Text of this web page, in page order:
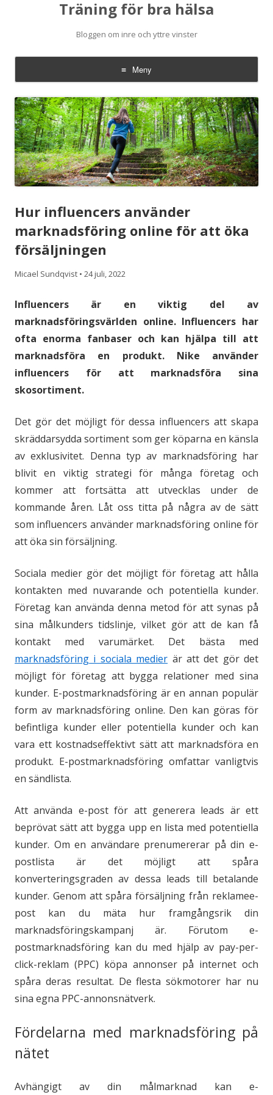
Träning för bra hälsa
Bloggen om inre och yttre vinster
Meny
Hoppa
till
innehåll
Hur influencers använder
marknadsföring online för att öka
försäljningen
Micael Sundqvist • 24 juli, 2022
Influencers är en viktig del av
marknadsföringsvärlden online. Influencers har
ofta enorma fanbaser och kan hjälpa till att
marknadsföra en produkt. Nike använder
influencers för att marknadsföra sina
skosortiment.
Det gör det möjligt för dessa influencers att skapa
skräddarsydda sortiment som ger köparna en känsla
av exklusivitet. Denna typ av marknadsföring har
blivit en viktig strategi för många företag och
kommer att fortsätta att utvecklas under de
kommande åren. Låt oss titta på några av de sätt
som influencers använder marknadsföring online för
att öka sin försäljning.
Sociala medier gör det möjligt för företag att hålla
kontakten med nuvarande och potentiella kunder.
Företag kan använda denna metod för att synas på
sina målkunders tidslinje, vilket gör att de kan få
kontakt med varumärket. Det bästa med
marknadsföring i sociala medier är att det gör det
möjligt för företag att bygga relationer med sina
kunder. E-postmarknadsföring är en annan populär
form av marknadsföring online. Den kan göras för
befintliga kunder eller potentiella kunder och kan
vara ett kostnadseffektivt sätt att marknadsföra en
produkt. E-postmarknadsföring omfattar vanligtvis
en sändlista.
Att använda e-post för att generera leads är ett
beprövat sätt att bygga upp en lista med potentiella
kunder. Om en användare prenumererar på din e-
postlista är det möjligt att spåra
konverteringsgraden av dessa leads till betalande
kunder. Genom att spåra försäljning från reklamee-
post kan du mäta hur framgångsrik din
marknadsföringskampanj är. Förutom e-
postmarknadsföring kan du med hjälp av pay-per-
click-reklam (PPC) köpa annonser på internet och
spåra deras resultat. De flesta sökmotorer har nu
sina egna PPC-annonsnätverk.
Fördelarna med marknadsföring på
nätet
Avhängigt av din målmarknad kan e-